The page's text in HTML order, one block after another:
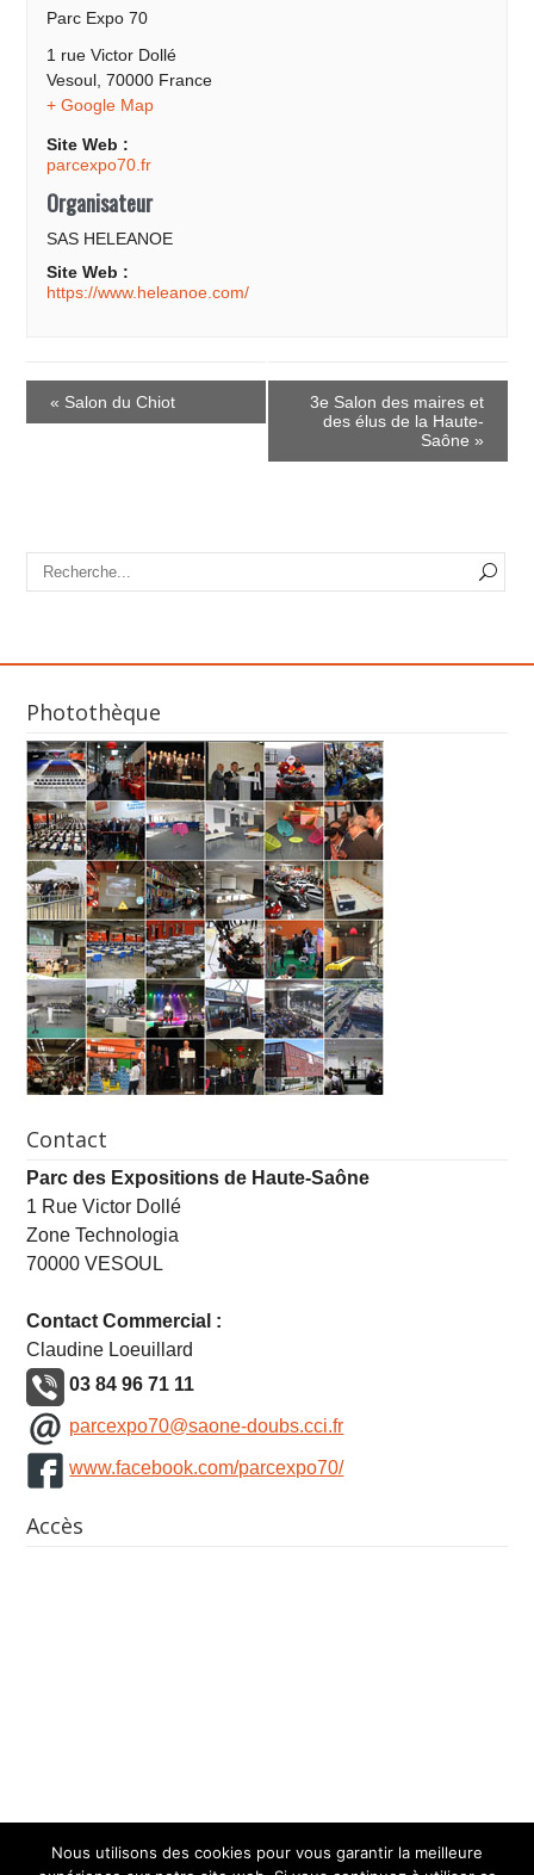
Parc Expo 70
1 rue Victor Dollé
Vesoul, 70000 France
+ Google Map
Site Web :
parcexpo70.fr
Organisateur
SAS HELEANOE
Site Web :
https://www.heleanoe.com/
E
e
v
i
t
o
n
« Salon du Chiot
3e Salon des maires et
des élus de la Haute-
Saône »
Photothèque
Contact
Parc des Expositions de Haute-Saône
1 Rue Victor Dollé
Zone Technologia
70000 VESOUL
Contact Commercial :
Claudine Loeuillard
03 84 96 71 11
parcexpo70@saone-doubs.cci.fr
www.facebook.com/parcexpo70/
Accès
Nous utilisons des cookies pour vous garantir la meilleure